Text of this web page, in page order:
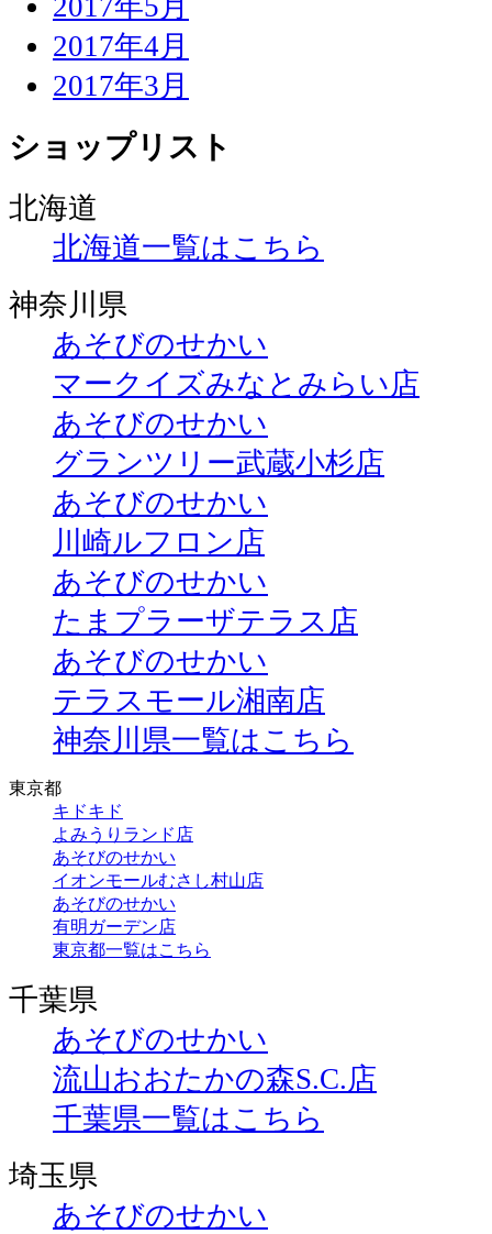
2017年4月
2017年3月
ショップリスト
北海道
北海道一覧はこちら
神奈川県
あそびのせかい
マークイズみなとみらい店
あそびのせかい
グランツリー武蔵小杉店
あそびのせかい
川崎ルフロン店
あそびのせかい
たまプラーザテラス店
あそびのせかい
テラスモール湘南店
神奈川県一覧はこちら
東京都
キドキド
よみうりランド店
あそびのせかい
イオンモールむさし村山店
あそびのせかい
有明ガーデン店
東京都一覧はこちら
千葉県
あそびのせかい
流山おおたかの森S.C.店
千葉県一覧はこちら
埼玉県
あそびのせかい